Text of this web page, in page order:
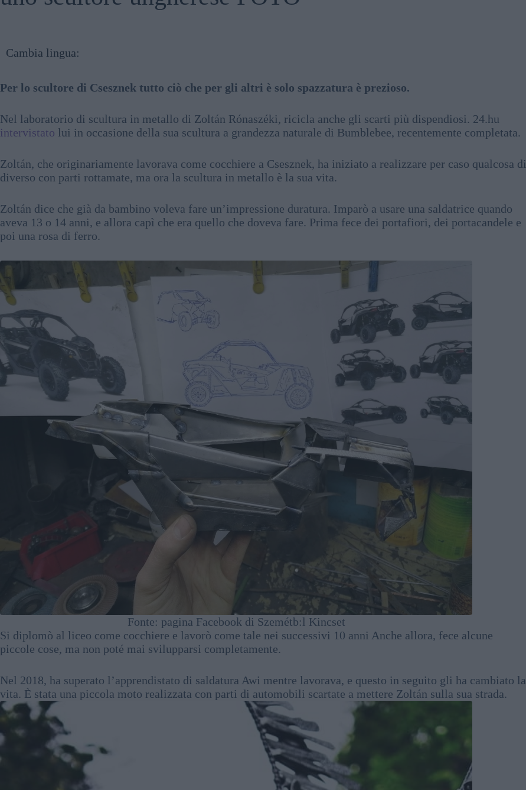
Cambia lingua:
Per lo scultore di Csesznek tutto ciò che per gli altri è solo spazzatura è prezioso.
Nel laboratorio di scultura in metallo di Zoltán Rónaszéki, ricicla anche gli scarti più dispendiosi. 24.hu
intervistato lui in occasione della sua scultura a grandezza naturale di Bumblebee, recentemente completata.
Zoltán, che originariamente lavorava come cocchiere a Csesznek, ha iniziato a realizzare per caso qualcosa di
diverso con parti rottamate, ma ora la scultura in metallo è la sua vita.
Zoltán dice che già da bambino voleva fare un’impressione duratura. Imparò a usare una saldatrice quando
aveva 13 o 14 anni, e allora capì che era quello che doveva fare. Prima fece dei portafiori, dei portacandele e
poi una rosa di ferro.
Fonte: pagina Facebook di Szemétb:l Kincset
Si diplomò al liceo come cocchiere e lavorò come tale nei successivi 10 anni Anche allora, fece alcune
piccole cose, ma non poté mai svilupparsi completamente.
Nel 2018, ha superato l’apprendistato di saldatura Awi mentre lavorava, e questo in seguito gli ha cambiato la
vita. È stata una piccola moto realizzata con parti di automobili scartate a mettere Zoltán sulla sua strada.